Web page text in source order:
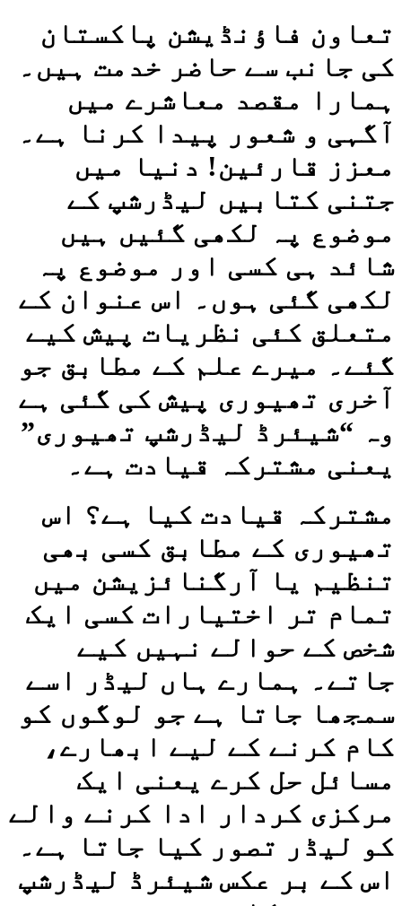
تعاون فاؤنڈیشن پاکستان
کی جانب سے حاضر خدمت ہیں۔
ہمارا مقصد معاشرے میں
آگہی و شعور پیدا کرنا ہے۔
معزز قارئین! دنیا میں
جتنی کتابیں لیڈرشپ کے
موضوع پہ لکھی گئیں ہیں
شائد ہی کسی اور موضوع پہ
لکھی گئی ہوں۔ اس عنوان کے
متعلق کئی نظریات پیش کیے
گئے۔ میرے علم کے مطابق جو
آخری تھیوری پیش کی گئی ہے
وہ “شیئرڈ لیڈرشپ تھیوری”
یعنی مشترکہ قیادت ہے۔
مشترکہ قیادت کیا ہے؟ اس
تھیوری کے مطابق کسی بھی
تنظیم یا آرگنائزیشن میں
تمام تر اختیارات کسی ایک
شخص کے حوالے نہیں کیے
جاتے۔ ہمارے ہاں لیڈر اسے
سمجھا جاتا ہے جو لوگوں کو
کام کرنے کے لیے ابھارے،
مسائل حل کرے یعنی ایک
مرکزی کردار ادا کرنے والے
کو لیڈر تصور کیا جاتا ہے۔
اس کے بر عکس شیئرڈ لیڈرشپ